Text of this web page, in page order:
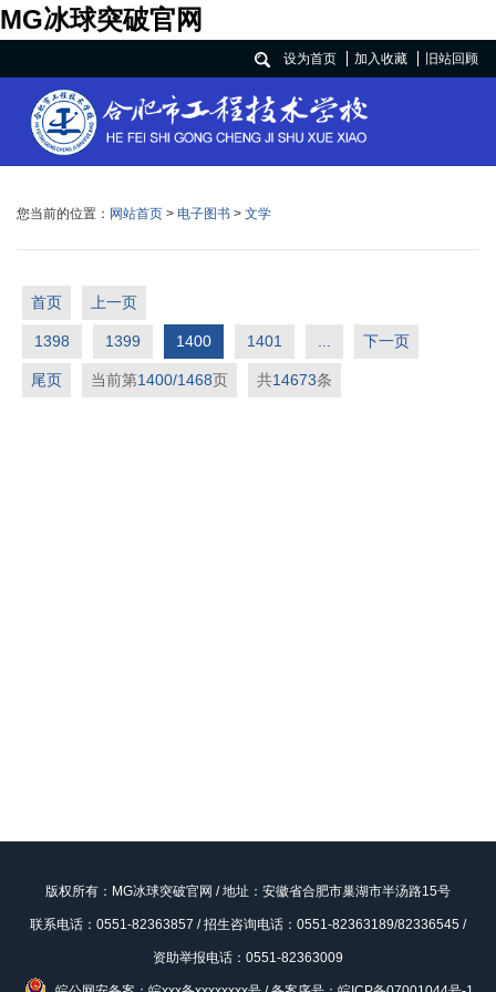
MG冰球突破官网
设为首页 加入收藏 旧站回顾
您当前的位置： 网站首页 > 电子图书 > 文学
首页 上一页
1398 1399 1400 1401 下一页
尾页 当前第1400/1468页 共14673条
版权所有：MG冰球突破官网 / 地址：安徽省合肥市巢湖市半汤路15号
联系电话：0551-82363857 / 招生咨询电话：0551-82363189/82336545 /
资助举报电话：0551-82363009